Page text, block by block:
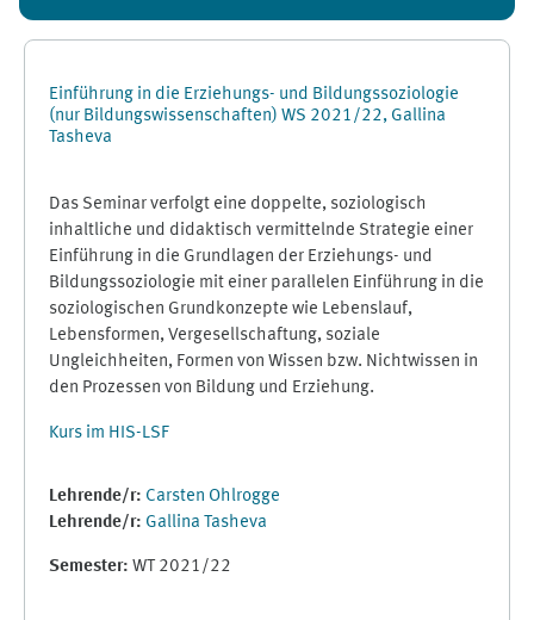
Einführung in die Erziehungs- und Bildungssoziologie
(nur Bildungswissenschaften) WS 2021/22, Gallina
Tasheva
Das Seminar verfolgt eine doppelte, soziologisch
inhaltliche und didaktisch vermittelnde Strategie einer
Einführung in die Grundlagen der Erziehungs- und
Bildungssoziologie mit einer parallelen Einführung in die
soziologischen Grundkonzepte wie Lebenslauf,
Lebensformen, Vergesellschaftung, soziale
Ungleichheiten, Formen von Wissen bzw. Nichtwissen in
den Prozessen von Bildung und Erziehung.
Kurs im HIS-LSF
Lehrende/r: Carsten Ohlrogge
Lehrende/r: Gallina Tasheva
Semester: WT 2021/22